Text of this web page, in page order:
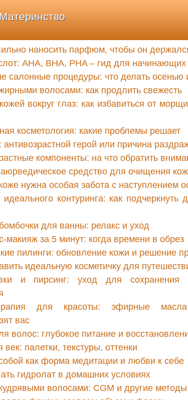
Материнство
наносить парфюм, чтобы он
AHA, BHA, PHA – гид для начинающих
салонные процедуры: что делать осенью
волосами: как продлить свежесть
вокруг глаз: как избавиться от
косметология: какие проблемы решает
антивозрастной герой или причина
компоненты: на что обратить
средство для очищения
нужна особая забота с наступлением
контуринга: как подчеркнуть
для ванны: релакс и уход
макияж за 5 минут: когда времени в обрез
пилинги: обновление кожи и решение
идеальную косметичку для
и пирсинг: уход для сохранения
для красоты: эфирные
вас
волос: глубокое питание и
век: палетки, текстуры, оттенки
как форма медитации и любви к себе
гидролат в домашних условиях
волосами: CGM и другие методы